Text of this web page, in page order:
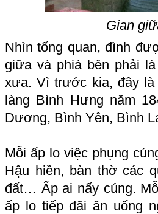
Gian
Nhìn tổng quan, đình
giữa và phiá bên phải
xưa. Vì trước kia, đây là
làng Bình Hưng năm
Dương, Bình Yên, Bình
Mỗi ấp lo việc phụng
Hậu hiền, bàn thờ các
đất… Ấp ai nấy cúng.
ấp lo tiếp đãi ăn uống